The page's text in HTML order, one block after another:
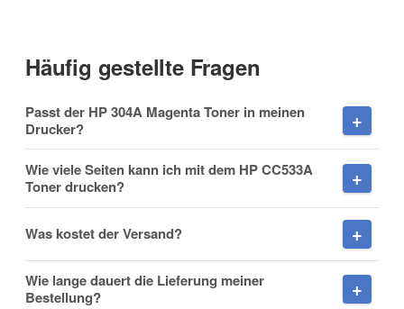
Nachname
Firma
Häufig gestellte Fragen
Passt der HP 304A Magenta Toner in meinen
Drucker?
Wie viele Seiten kann ich mit dem HP CC533A
Toner drucken?
Was kostet der Versand?
Wie lange dauert die Lieferung meiner
Bestellung?